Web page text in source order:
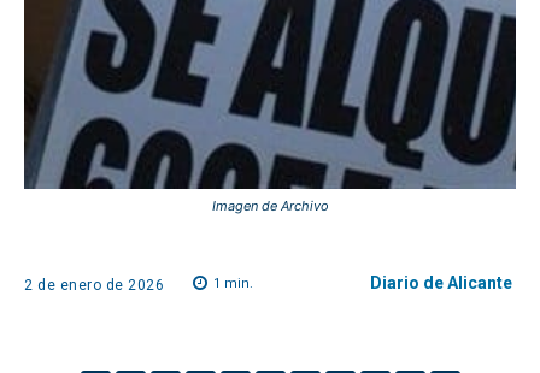
Imagen de Archivo
2 de enero de 2026 1 min. Diario de Alicante